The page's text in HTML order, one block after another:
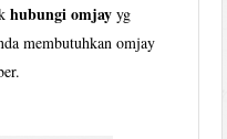
hubungi omjay yg
membutuhkan omjay